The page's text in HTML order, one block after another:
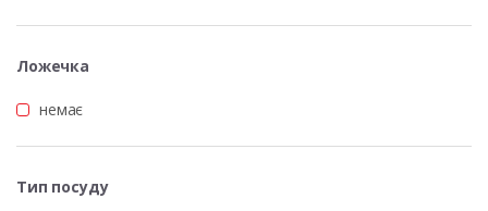
Ложечка
немає
Тип посуду